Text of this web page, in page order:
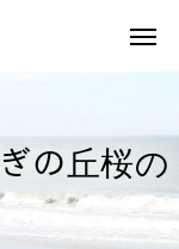
の丘桜の
ハピネスライフ桜